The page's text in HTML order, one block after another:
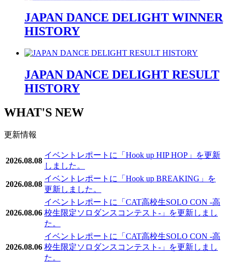
JAPAN DANCE DELIGHT WINNER
HISTORY
JAPAN DANCE DELIGHT RESULT
HISTORY
WHAT'S NEW
更新情報
2026.08.08
イベントレポートに「Hook up HIP HOP」を更新
しました。
2026.08.08
イベントレポートに「Hook up BREAKING」を
更新しました。
2026.08.06
イベントレポートに「CAT高校生SOLO CON -高
校生限定ソロダンスコンテスト-」を更新しまし
た。
2026.08.06
イベントレポートに「CAT高校生SOLO CON -高
校生限定ソロダンスコンテスト-」を更新しまし
た。